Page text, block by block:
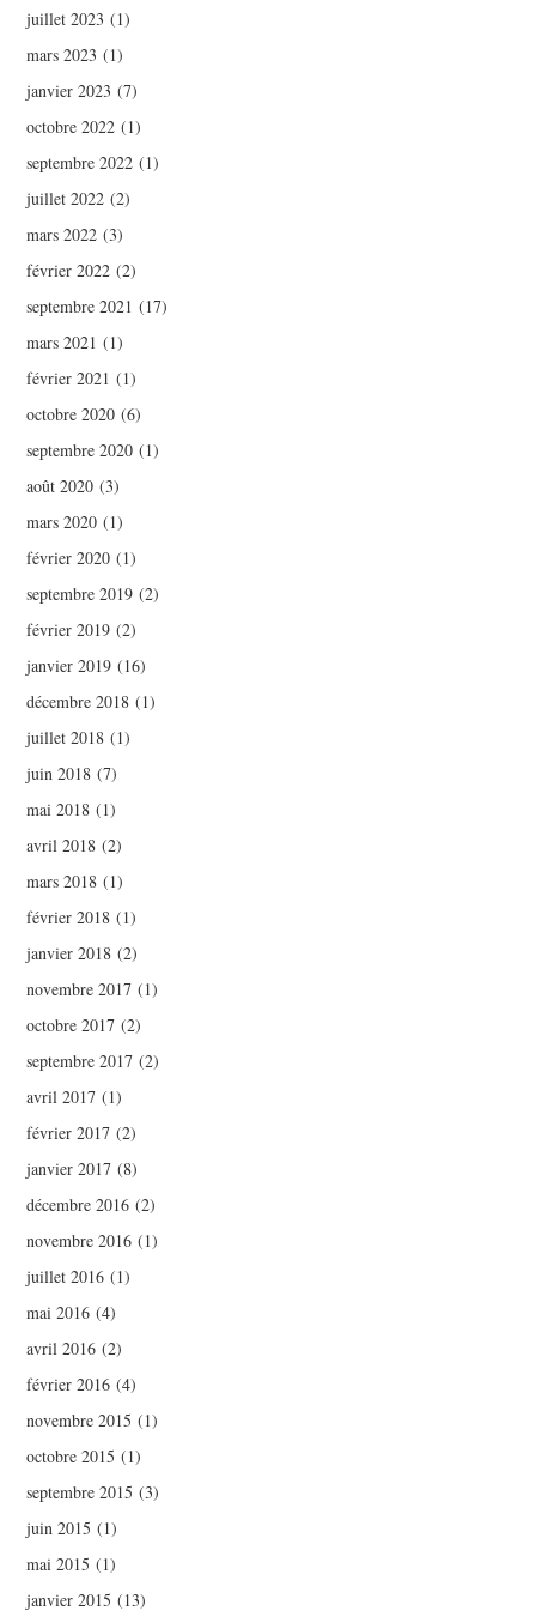
juillet 2023 (1)
mars 2023 (1)
janvier 2023 (7)
octobre 2022 (1)
septembre 2022 (1)
juillet 2022 (2)
mars 2022 (3)
février 2022 (2)
septembre 2021 (17)
mars 2021 (1)
février 2021 (1)
octobre 2020 (6)
septembre 2020 (1)
août 2020 (3)
mars 2020 (1)
février 2020 (1)
septembre 2019 (2)
février 2019 (2)
janvier 2019 (16)
décembre 2018 (1)
juillet 2018 (1)
juin 2018 (7)
mai 2018 (1)
avril 2018 (2)
mars 2018 (1)
février 2018 (1)
janvier 2018 (2)
novembre 2017 (1)
octobre 2017 (2)
septembre 2017 (2)
avril 2017 (1)
février 2017 (2)
janvier 2017 (8)
décembre 2016 (2)
novembre 2016 (1)
juillet 2016 (1)
mai 2016 (4)
avril 2016 (2)
février 2016 (4)
novembre 2015 (1)
octobre 2015 (1)
septembre 2015 (3)
juin 2015 (1)
mai 2015 (1)
janvier 2015 (13)